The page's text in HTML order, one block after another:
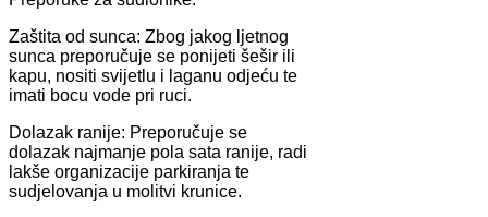
Zaštita od sunca: Zbog jakog ljetnog
sunca preporučuje se ponijeti šešir ili
kapu, nositi svijetlu i laganu odjeću te
imati bocu vode pri ruci.
Dolazak ranije: Preporučuje se
dolazak najmanje pola sata ranije, radi
lakše organizacije parkiranja te
sudjelovanja u molitvi krunice.